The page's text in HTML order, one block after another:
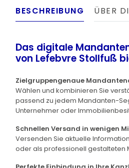
BESCHREIBUNG ÜBER
Das digitale
von Lefebvre Stollfuß
Zielgruppengenaue
Wählen und kombinieren Sie
passend zu jedem Mandanten-
Unternehmer oder
Schnellen Versand in wenigen
Versenden Sie aktuelle
oder als professionell gestalteten